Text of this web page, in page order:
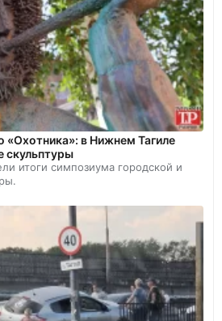
«Охотника»: в Нижнем Тагиле
скульптуры
итоги симпозиума городской и